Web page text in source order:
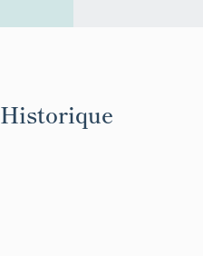
Historique